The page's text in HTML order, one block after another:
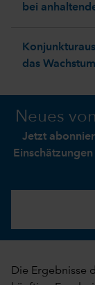
bei
das Wachstum
Neues
Jetzt
Die Ergebnisse